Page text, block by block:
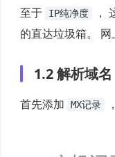
至于
IP纯净度
，
的直达垃圾箱。 网
1.2 解析域名
首先添加 MX记录